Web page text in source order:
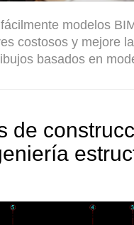
modelos
costosos y mejore
basados en
de